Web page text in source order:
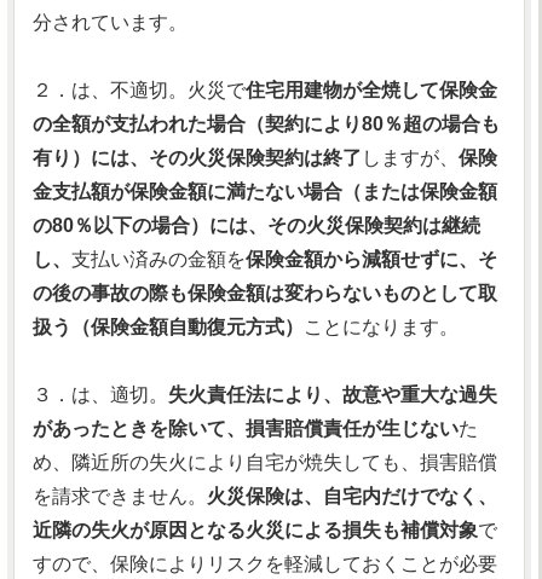
分されています。
２．は、不適切。火災で住宅用建物が全焼して保険金
の全額が支払われた場合（契約により80％超の場合も
有り）には、その火災保険契約は終了 しますが、 保険
金支払額が保険金額に満たない場合（または保険金額
の80％以下の場合）には、その火災保険契約は継続
し、 支払い済みの金額を保険金額から減額せずに、そ
の後の事故の際も保険金額は変わらないものとして取
扱う（保険金額自動復元方式）
ことになります。
３．は、適切。 失火責任法により、故意や重大な過失
があったときを除いて、損害賠償責任が生じないた
め、隣近所の失火により自宅が焼失しても、損害賠償
を請求できません。 火災保険は、自宅内だけでなく、
近隣の失火が原因となる火災による損失も補償対象で
すので、保険によりリスクを軽減しておくことが必要